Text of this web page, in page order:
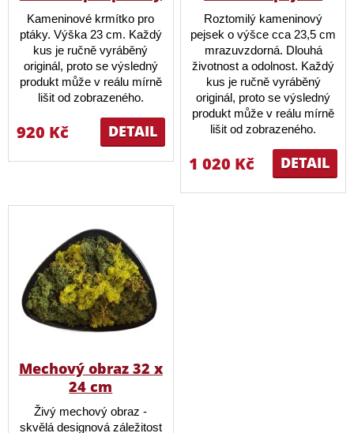
Kameninové krmítko pro
ptáky. Výška 23 cm. Každý
kus je ručně vyráběný
originál, proto se výsledný
produkt může v reálu mírně
lišit od zobrazeného.
DETAIL
920 Kč
Roztomilý kameninový
pejsek o výšce cca 23,5 cm
mrazuvzdorná. Dlouhá
životnost a odolnost. Každý
kus je ručně vyráběný
originál, proto se výsledný
produkt může v reálu mírně
lišit od zobrazeného.
DETAIL
1 020 Kč
Mechový obraz 32 x
24 cm
Živý mechový obraz -
skvělá designová záležitost